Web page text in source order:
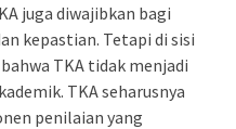
juga diwajibkan bagi
kepastian. Tetapi di sisi
TKA tidak menjadi
TKA seharusnya
penilaian yang